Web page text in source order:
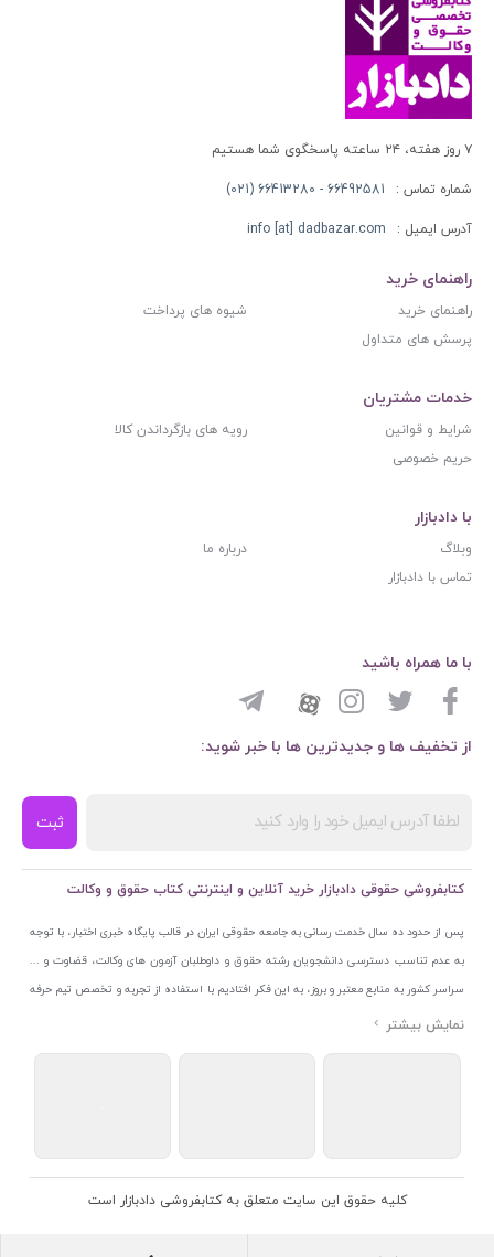
۷ روز هفته، ۲۴ ساعته پاسخگوی شما هستیم
شماره تماس : 66492581 - 66413280 (021)
آدرس ایمیل : info [at] dadbazar.com
راهنمای خرید
راهنمای خرید
شیوه های پرداخت
پرسش های متداول
خدمات مشتریان
شرایط و قوانین
رویه های بازگرداندن کالا
حریم خصوصی
با دادبازار
وبلاگ
درباره ما
تماس با دادبازار
از تخفیف ها و جدیدترین ها با خبر شوید:
ثبت
با ما همراه باشید
کتابفروشی حقوقی دادبازار خرید آنلاین و اینترنتی کتاب حقوق و وکالت
پس از حدود ده سال خدمت رسانی به جامعه حقوقی ایران در قالب پایگاه خبری اختبار، با توجه
به عدم تناسب دسترسی دانشجویان رشته حقوق و داوطلبان آزمون های وکالت، قضاوت و ...
سراسر کشور به منابع معتبر و بروز، به این فکر افتادیم با استفاده از تجربه و تخصص تیم حرفه
ای اختبار خدمتی جدید به جامعه حقوقی ایران ارائه کنیم. به این منظور با راه اندازی و تجهیز
اتحادیه ناشران و کتابفروشان تهران به منظور ارائه مطمئن ترین خدمات مجموعه بسیار کامل و
معتبری از کتاب های حقوقی را به علاقمندان عرضه کرده ایم. علاوه بر این با بهره گیری از فناوری
کلیه حقوق این سایت متعلق به کتابفروشی دادبازار است